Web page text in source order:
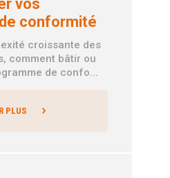
vos
conformité
croissante des
comment bâtir ou
de confo...
PLUS